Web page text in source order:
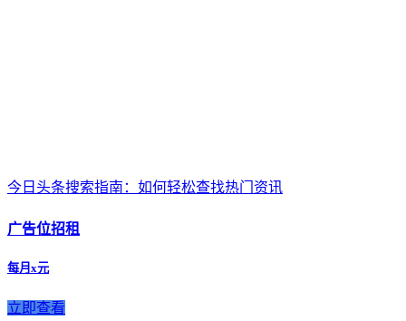
今日头条搜索指南：如何轻松查找热门资讯
广告位招租
每月x元
立即查看